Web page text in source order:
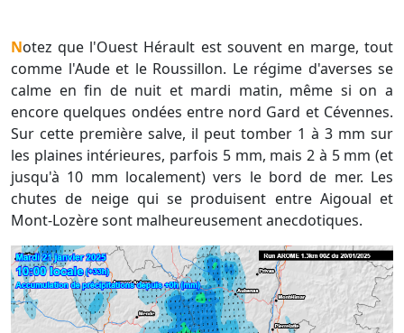
Notez que l'Ouest Hérault est souvent en marge, tout
comme l'Aude et le Roussillon. Le régime d'averses se
calme en fin de nuit et mardi matin, même si on a
encore quelques ondées entre nord Gard et Cévennes.
Sur cette première salve, il peut tomber 1 à 3 mm sur
les plaines intérieures, parfois 5 mm, mais 2 à 5 mm (et
jusqu'à 10 mm localement) vers le bord de mer. Les
chutes de neige qui se produisent entre Aigoual et
Mont-Lozère sont malheureusement anecdotiques.